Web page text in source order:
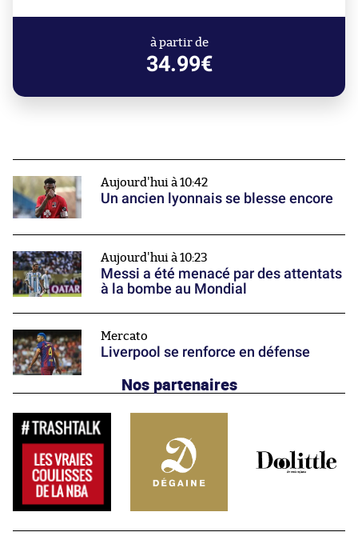
à partir de
34.99€
Aujourd'hui à 10:42
Un ancien lyonnais se blesse encore
Aujourd'hui à 10:23
Messi a été menacé par des attentats
à la bombe au Mondial
Mercato
Liverpool se renforce en défense
Nos partenaires